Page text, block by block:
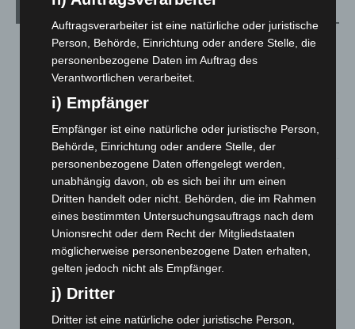
Kunst trifft Weingenuss: Barbara-Susann Mehring zeigt ihre
Werke im Jacques’ Wein-Depot Isernhagen
8. August 2026
A2: Zweite Turbobaustelle startet zwischen Hannover-West
und Bothfeld
8. August 2026
Niedersachsen: Feuerwehrkräfte kehren nach
Waldbrandeinsatz aus Spanien zurück
Hannover: Erste Tigermücken-Population in Niedersachsen
entdeckt
7. August 2026
Brand im „Haus der Begegnung“ in Neuwarmbüchen schnell
eingedämmt
Auftragsverarbeiter ist eine natürliche oder juristische
Person, Behörde, Einrichtung oder andere Stelle, die
personenbezogene Daten im Auftrag des
Verantwortlichen verarbeitet.
i) Empfänger
Empfänger ist eine natürliche oder juristische Person,
Behörde, Einrichtung oder andere Stelle, der
personenbezogene Daten offengelegt werden,
unabhängig davon, ob es sich bei ihr um einen
Dritten handelt oder nicht. Behörden, die im Rahmen
eines bestimmten Untersuchungsauftrags nach dem
Unionsrecht oder dem Recht der Mitgliedstaaten
möglicherweise personenbezogene Daten erhalten,
gelten jedoch nicht als Empfänger.
j) Dritter
Dritter ist eine natürliche oder juristische Person,